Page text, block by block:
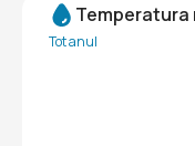
Temperatura
Tot anul